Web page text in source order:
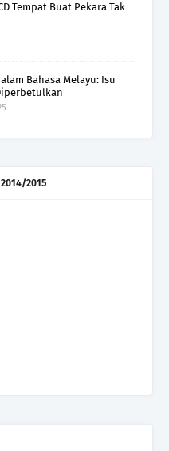
Tempat Buat Pekara Tak
Bahasa Melayu: Isu
2014/2015